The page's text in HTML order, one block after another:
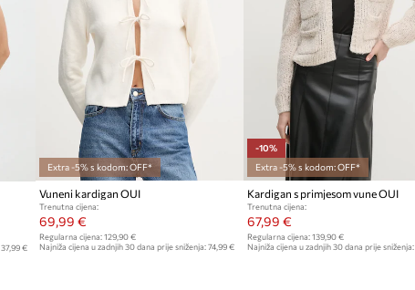
37,99 €
Extra -5% s kodom: OFF*
Vuneni kardigan OUI
Trenutna cijena:
69,99 €
Regularna cijena: 129,90 €
Najniža cijena u zadnjih 30 dana prije sniženja: 74,99 €
-10%
Extra -5% s kodom: OFF*
Kardigan s primjesom vune OUI
Trenutna cijena:
67,99 €
Regularna cijena: 139,90 €
Najniža cijena u zadnjih 30 dana prije sniženja: